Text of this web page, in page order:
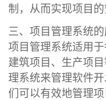
制，从而实现项目的
三、项目管理系统
项目管理系统适用
建筑项目、生产项
理系统来管理软件
们可以有效地管理